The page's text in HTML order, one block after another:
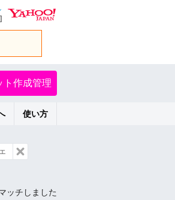
]
ト作成管理
使い方
ッチしました